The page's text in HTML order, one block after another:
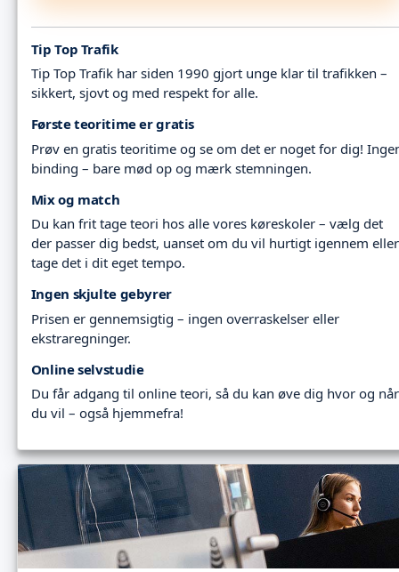
Tip Top Trafik
Tip Top Trafik har siden 1990 gjort unge klar til trafikken –
sikkert, sjovt og med respekt for alle.
Første teoritime er gratis
Prøv en gratis teoritime og se om det er noget for dig!
binding – bare mød op og mærk stemningen.
Mix og match
Du kan frit tage teori hos alle vores køreskoler – vælg det
der passer dig bedst, uanset om du vil hurtigt igennem eller
tage det i dit eget tempo.
Ingen skjulte gebyrer
Prisen er gennemsigtig – ingen overraskelser eller
ekstraregninger.
Online selvstudie
Du får adgang til online teori, så du kan øve dig hvor og når
du vil – også hjemmefra!